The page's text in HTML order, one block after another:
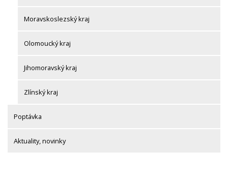
Moravskoslezský kraj
Olomoucký kraj
Jihomoravský kraj
Zlínský kraj
Poptávka
Aktuality, novinky